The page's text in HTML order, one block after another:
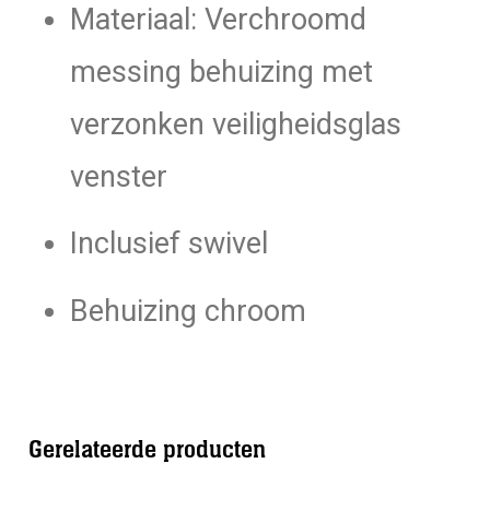
Materiaal: Verchroomd
messing behuizing met
verzonken veiligheidsglas
venster
Inclusief swivel
Behuizing chroom
Gerelateerde producten